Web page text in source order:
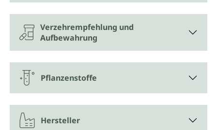
wie Bitterstoffe sowie Mikronährstoffe besonders
konzentriert vorhanden – vor allem in den Teilen, die
selten verzehrt werden: Kern und Schale. Unsere
Grapefruitkernextrakt-Kapseln ermöglichen auf
einfache Weise, von den Vorzügen der speziellen
Pflanzenstoffe der Grapefruit zu profitieren.
Bioflavonoide in anderen
Lebensmitteln
Verzehrempfehlung und
Aufbewahrung
Pflanzenstoffe
Hersteller